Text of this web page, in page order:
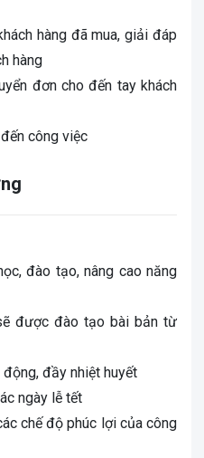
hàng đã mua, giải đáp
hàng
đơn cho đến tay khách
công việc
đào tạo, nâng cao năng
được đào tạo bài bản từ
đầy nhiệt huyết
ngày lễ tết
chế độ phúc lợi của công